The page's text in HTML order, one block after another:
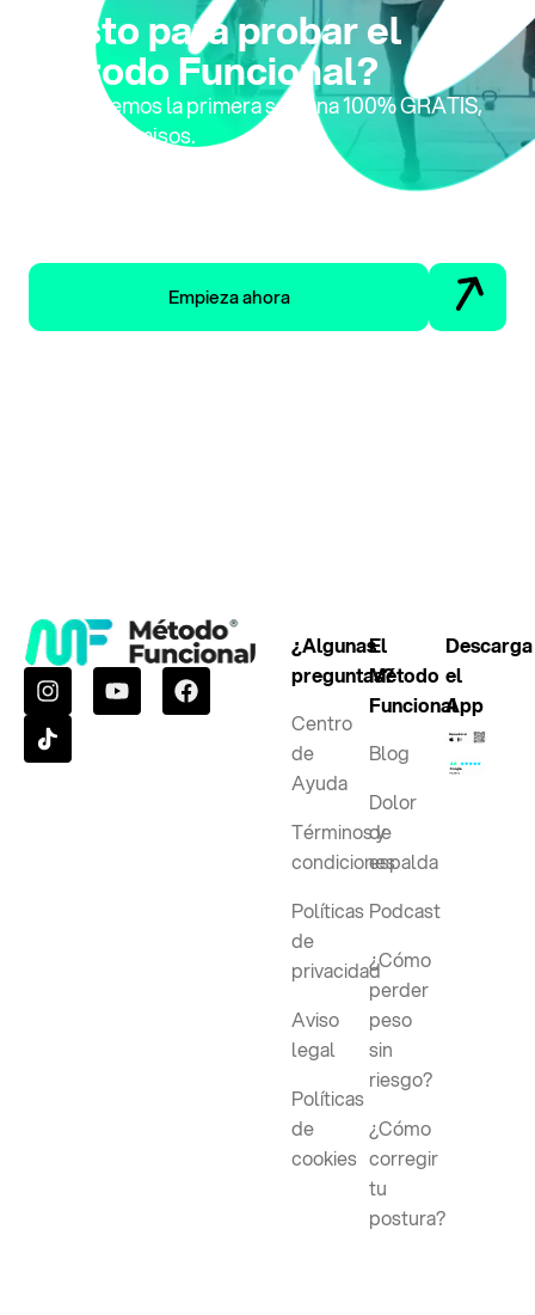
¿Listo para probar el
Método Funcional?
Te ofrecemos la primera semana 100% GRATIS,
sin compromisos.
Empieza ahora
¿Algunas
preguntas?
Centro
de
Ayuda
Términos y
condiciones
Políticas
de
privacidad
Aviso
legal
Políticas
de
cookies
El
Método
Funcional
Blog
Dolor
de
espalda
Podcast
¿Cómo
perder
peso
sin
riesgo?
¿Cómo
corregir
tu
postura?
Descarga
el
App